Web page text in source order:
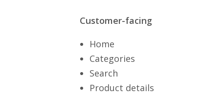
Customer-facing
Home
Categories
Search
Product details
Ihre Anfrage